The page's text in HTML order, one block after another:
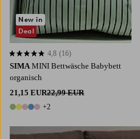
SIMA MINI Bettwäsche Babybett
organisch
21,15 EUR22,99 EUR
7 Farben
+2
4,8 basierend auf 16 Bewertungen
4,8 (16)
New in
Deal